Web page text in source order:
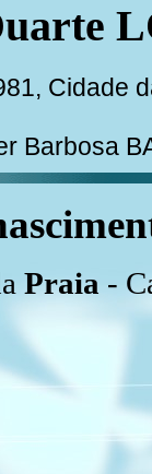
Cidade
Barbosa
Praia -